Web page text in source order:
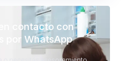
contacto con
por WhatsApp